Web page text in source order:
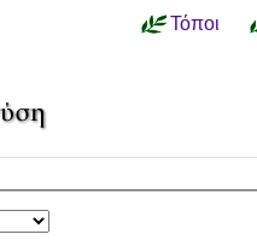
Τόποι